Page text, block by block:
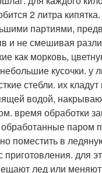
2 литра
партиями,
и не смешивая
как морковь,
кусочки. у
стебли. их
водой,
время обработки
паром
поместить в
приготовления. для
лед или